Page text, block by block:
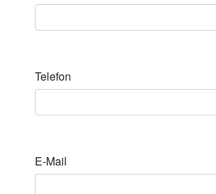
Telefon
E-Mail